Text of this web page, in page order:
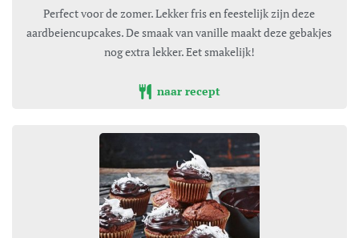
Perfect voor de zomer. Lekker fris en feestelijk zijn deze
aardbeiencupcakes. De smaak van vanille maakt deze gebakjes
nog extra lekker. Eet smakelijk!
naar recept